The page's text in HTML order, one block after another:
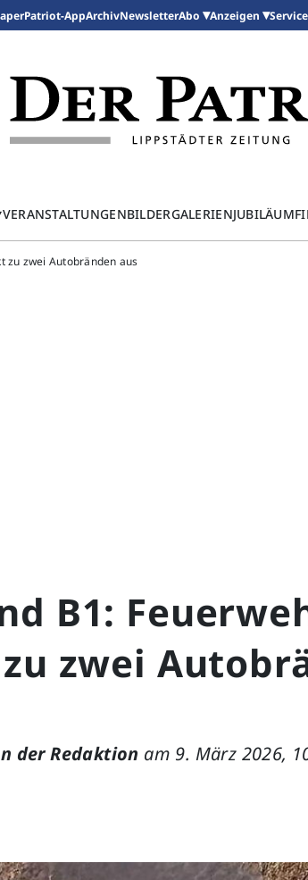
Patriot-AppArchivNewsletterAbo Anzeigen Service
VERANSTALTUNGENBILDERGALERIENJUBILÄUM
zu zwei Autobränden aus
B1:
zwei
der Redaktion am 9. März 2026,